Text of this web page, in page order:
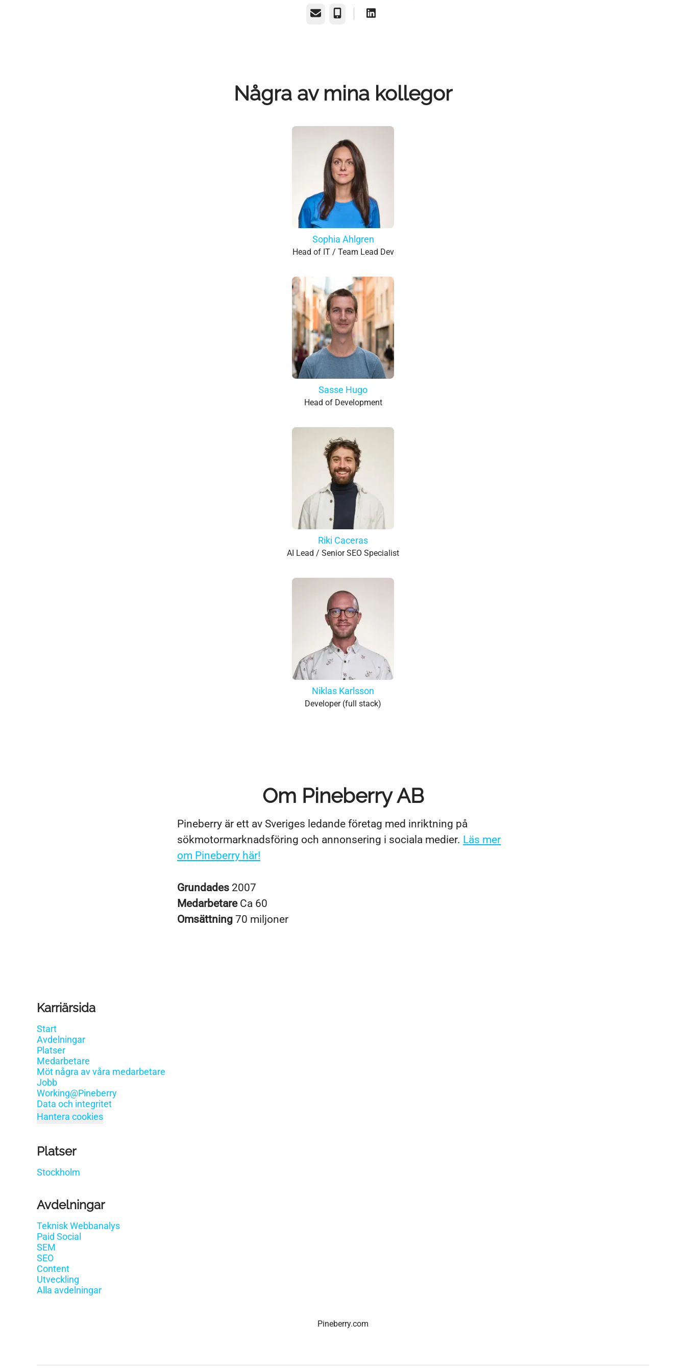
E-post Telefon
Några av mina kollegor
Sophia Ahlgren
Head of IT / Team Lead Dev
Sasse Hugo
Head of Development
Riki Caceras
AI Lead / Senior SEO Specialist
Niklas Karlsson
Developer (full stack)
Om Pineberry AB
Pineberry är ett av Sveriges ledande företag med inriktning på
sökmotormarknadsföring och annonsering i sociala medier. Läs mer
om Pineberry här!
Grundades 2007
Medarbetare Ca 60
Omsättning 70 miljoner
Karriärsida
Start
Avdelningar
Platser
Medarbetare
Möt några av våra medarbetare
Jobb
Working@Pineberry
Data och integritet
Hantera cookies
Platser
Stockholm
Avdelningar
Teknisk Webbanalys
Paid Social
SEM
SEO
Content
Utveckling
Alla avdelningar
Pineberry.com